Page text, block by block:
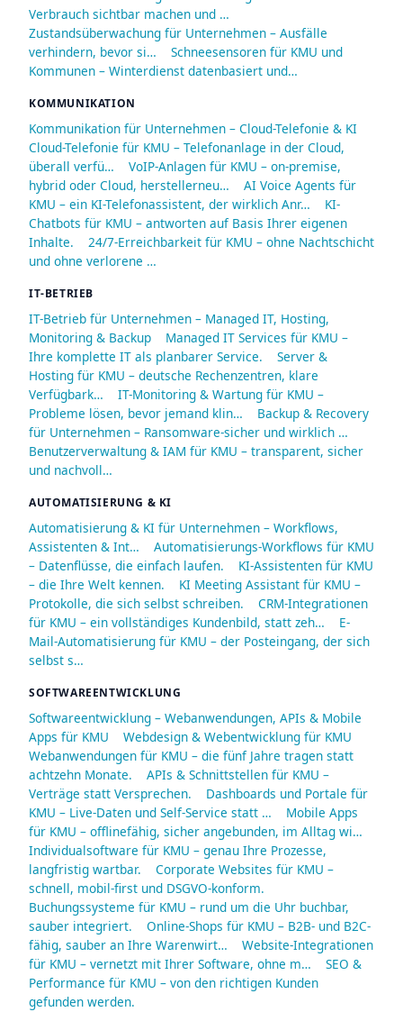
Verbrauch sichtbar machen und …
Zustandsüberwachung für Unternehmen – Ausfälle
verhindern, bevor si…
Schneesensoren für KMU und
Kommunen – Winterdienst datenbasiert und…
KOMMUNIKATION
Kommunikation für Unternehmen – Cloud-Telefonie & KI
Cloud-Telefonie für KMU – Telefonanlage in der Cloud,
überall verfü…
VoIP-Anlagen für KMU – on-premise,
hybrid oder Cloud, herstellerneu…
AI Voice Agents für
KMU – ein KI-Telefonassistent, der wirklich Anr…
KI-
Chatbots für KMU – antworten auf Basis Ihrer eigenen
Inhalte.
24/7-Erreichbarkeit für KMU – ohne Nachtschicht
und ohne verlorene …
IT-BETRIEB
IT-Betrieb für Unternehmen – Managed IT, Hosting,
Monitoring & Backup
Managed IT Services für KMU –
Ihre komplette IT als planbarer Service.
Server &
Hosting für KMU – deutsche Rechenzentren, klare
Verfügbark…
IT-Monitoring & Wartung für KMU –
Probleme lösen, bevor jemand klin…
Backup & Recovery
für Unternehmen – Ransomware-sicher und wirklich …
Benutzerverwaltung & IAM für KMU – transparent, sicher
und nachvoll…
AUTOMATISIERUNG & KI
Automatisierung & KI für Unternehmen – Workflows,
Assistenten & Int…
Automatisierungs-Workflows für KMU
– Datenflüsse, die einfach laufen.
KI-Assistenten für KMU
– die Ihre Welt kennen.
KI Meeting Assistant für KMU –
Protokolle, die sich selbst schreiben.
CRM-Integrationen
für KMU – ein vollständiges Kundenbild, statt zeh…
E-
Mail-Automatisierung für KMU – der Posteingang, der sich
selbst s…
SOFTWAREENTWICKLUNG
Softwareentwicklung – Webanwendungen, APIs & Mobile
Apps für KMU
Webdesign & Webentwicklung für KMU
Webanwendungen für KMU – die fünf Jahre tragen statt
achtzehn Monate.
APIs & Schnittstellen für KMU –
Verträge statt Versprechen.
Dashboards und Portale für
KMU – Live-Daten und Self-Service statt …
Mobile Apps
für KMU – offlinefähig, sicher angebunden, im Alltag wi…
Individualsoftware für KMU – genau Ihre Prozesse,
langfristig wartbar.
Corporate Websites für KMU –
schnell, mobil-first und DSGVO-konform.
Buchungssysteme für KMU – rund um die Uhr buchbar,
sauber integriert.
Online-Shops für KMU – B2B- und B2C-
fähig, sauber an Ihre Warenwirt…
Website-Integrationen
für KMU – vernetzt mit Ihrer Software, ohne m…
SEO &
Performance für KMU – von den richtigen Kunden
gefunden werden.